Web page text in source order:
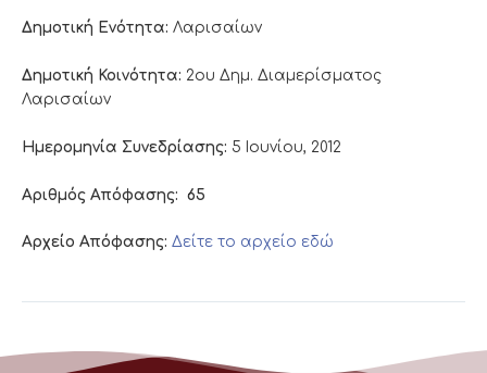
Δημοτική Ενότητα: Λαρισαίων
Δημοτική Κοινότητα: 2ου Δημ. Διαμερίσματος
Λαρισαίων
Ημερομηνία Συνεδρίασης: 5 Ιουνίου, 2012
Αριθμός Απόφασης: 65
Αρχείο Απόφασης: Δείτε το αρχείο εδώ